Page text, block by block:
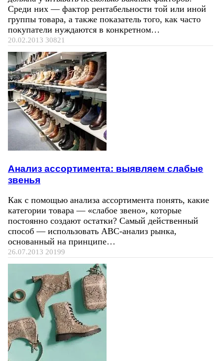
Среди них — фактор рентабельности той или иной
группы товара, а также показатель того, как часто
покупатели нуждаются в конкретном…
20.02.2013 30821
Анализ ассортимента: выявляем слабые
звенья
Как с помощью анализа ассортимента понять, какие
категории товара — «слабое звено», которые
постоянно создают остатки? Самый действенный
способ — использовать ABC-анализ рынка,
основанный на принципе…
26.07.2013 20199